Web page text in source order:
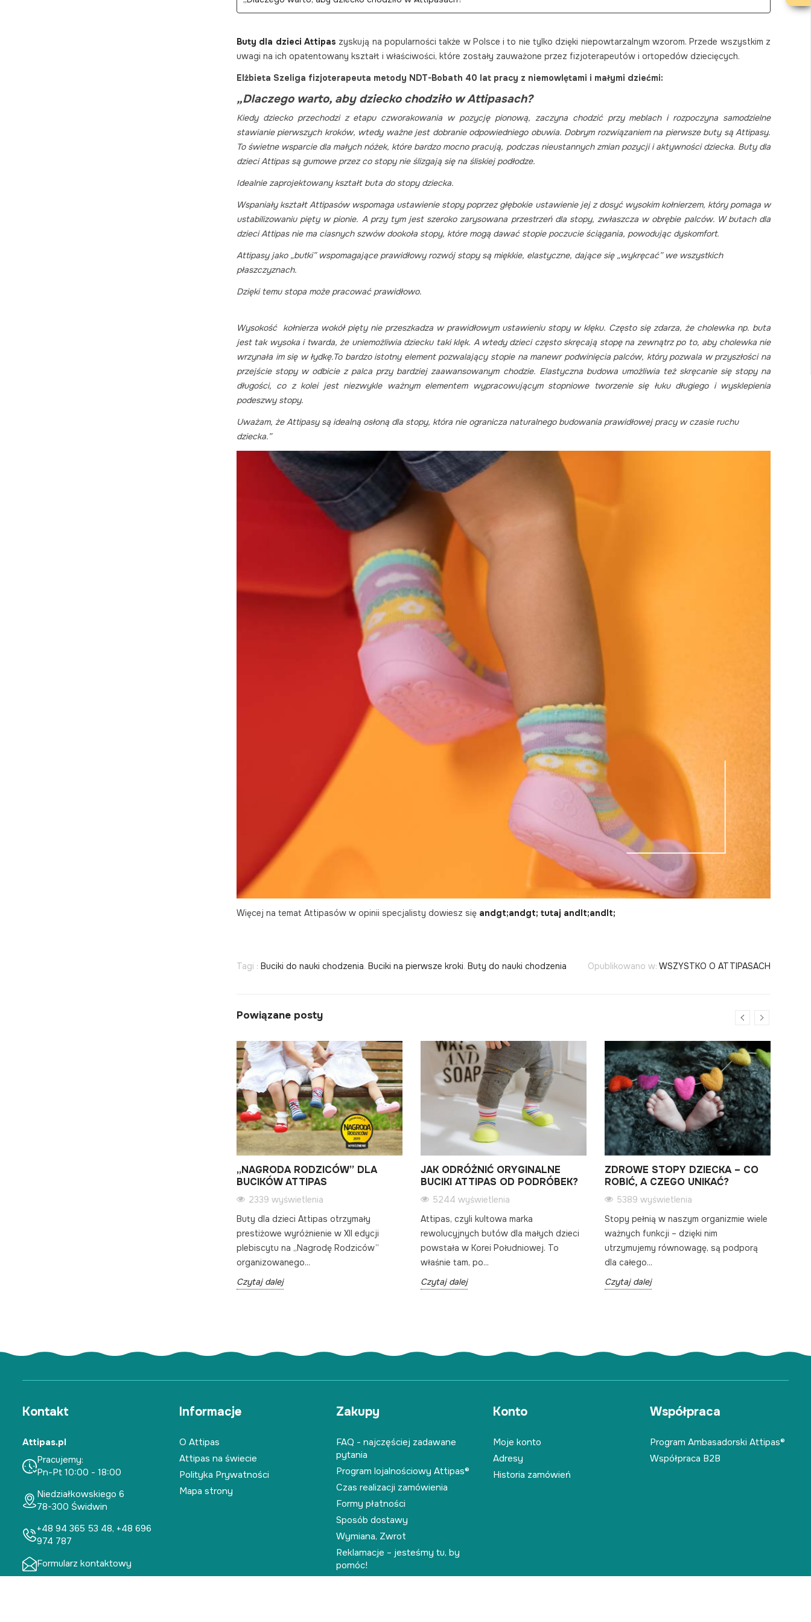
Buty dla dzieci Attipas zyskują na popularności także w Polsce i to nie tylko dzięki niepowtarzalnym wzorom. Przede wszystkim z
uwagi na ich opatentowany kształt i właściwości, które zostały zauważone przez fizjoterapeutów i ortopedów dziecięcych.
Elżbieta Szeliga fizjoterapeuta metody NDT-Bobath 40 lat pracy z niemowlętami i małymi dziećmi:
„Dlaczego warto, aby dziecko chodziło w Attipasach?
Kiedy dziecko przechodzi z etapu czworakowania w pozycję pionową, zaczyna chodzić przy meblach i rozpoczyna samodzielne
stawianie pierwszych kroków, wtedy ważne jest dobranie odpowiedniego obuwia. Dobrym rozwiązaniem na pierwsze buty są Attipasy.
To świetne wsparcie dla małych nóżek, które bardzo mocno pracują, podczas nieustannych zmian pozycji i aktywności dziecka. Buty dla
dzieci Attipas są gumowe przez co stopy nie ślizgają się na śliskiej podłodze.
Idealnie zaprojektowany kształt buta do stopy dziecka.
Wspaniały kształt Attipasów wspomaga ustawienie stopy poprzez głębokie ustawienie jej z dosyć wysokim kołnierzem, który pomaga w
ustabilizowaniu pięty w pionie. A przy tym jest szeroko zarysowana przestrzeń dla stopy, zwłaszcza w obrębie palców. W butach dla
dzieci Attipas nie ma ciasnych szwów dookoła stopy, które mogą dawać stopie poczucie ściągania, powodując dyskomfort.
Attipasy jako „butki” wspomagające prawidłowy rozwój stopy są miękkie, elastyczne, dające się „wykręcać” we wszystkich
płaszczyznach.
Dzięki temu stopa może pracować prawidłowo.
Wysokość kołnierza wokół pięty nie przeszkadza w prawidłowym ustawieniu stopy w klęku. Często się zdarza, że cholewka np. buta
jest tak wysoka i twarda, że uniemożliwia dziecku taki klęk. A wtedy dzieci często skręcają stopę na zewnątrz po to, aby cholewka nie
wrzynała im się w łydkę.To bardzo istotny element pozwalający stopie na manewr podwinięcia palców, który pozwala w przyszłości na
przejście stopy w odbicie z palca przy bardziej zaawansowanym chodzie. Elastyczna budowa umożliwia też skręcanie się stopy na
długości, co z kolei jest niezwykle ważnym elementem wypracowującym stopniowe tworzenie się łuku długiego i wysklepienia
podeszwy stopy.
Uważam, że Attipasy są idealną osłoną dla stopy, która nie ogranicza naturalnego budowania prawidłowej pracy w czasie ruchu
dziecka.”
Więcej na temat Attipasów w opinii specjalisty dowiesz się andgt;andgt; tutaj andlt;andlt;
Tagi : Buciki do nauki chodzenia, Buciki na pierwsze kroki, Buty do nauki chodzenia Opublikowano w: WSZYSTKO O ATTIPASACH
Powiązane posty
„NAGRODA RODZICÓW” DLA
BUCIKÓW ATTIPAS
2339 wyświetlenia
Buty dla dzieci Attipas otrzymały
prestiżowe wyróżnienie w XII edycji
plebiscytu na „Nagrodę Rodziców”
organizowanego...
Czytaj dalej
JAK ODRÓŻNIĆ ORYGINALNE
BUCIKI ATTIPAS OD PODRÓBEK?
5244 wyświetlenia
Attipas, czyli kultowa marka
rewolucyjnych butów dla małych dzieci
powstała w Korei Południowej. To
właśnie tam, po...
Czytaj dalej
ZDROWE STOPY DZIECKA – CO
ROBIĆ, A CZEGO UNIKAĆ?
5389 wyświetlenia
Stopy pełnią w naszym organizmie wiele
ważnych funkcji – dzięki nim
utrzymujemy równowagę, są podporą
dla całego...
Czytaj dalej
Kontakt
Attipas.pl
Pracujemy:
Pn-Pt 10:00 - 18:00
Niedziałkowskiego 6
78-300 Świdwin
+48 94 365 53 48, +48 696
974 787
Formularz kontaktowy
Informacje
O Attipas
Attipas na świecie
Polityka Prywatności
Mapa strony
Zakupy
FAQ - najczęściej zadawane
pytania
Program lojalnościowy Attipas®
Czas realizacji zamówienia
Formy płatności
Sposób dostawy
Wymiana, Zwrot
Reklamacje – jesteśmy tu, by
pomóc!
Konto
Moje konto
Adresy
Historia zamówień
Współpraca
Program Ambasadorski Attipas®
Współpraca B2B